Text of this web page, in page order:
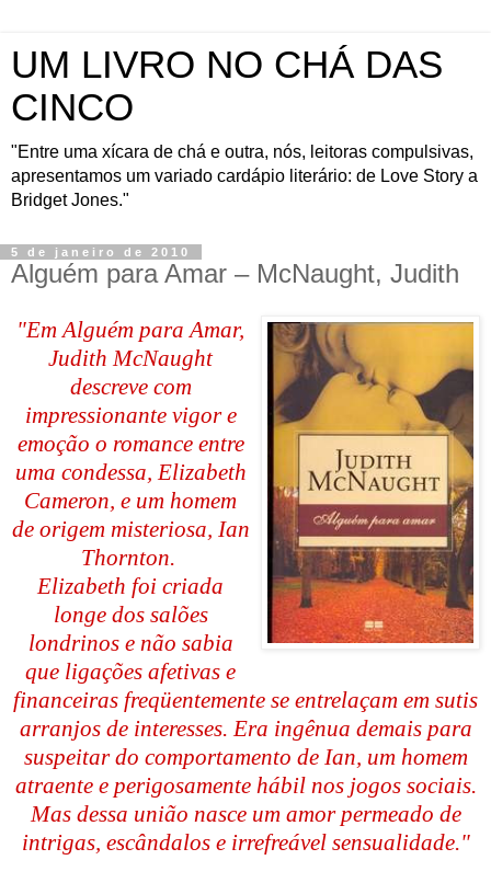
UM LIVRO NO CHÁ DAS
CINCO
"Entre uma xícara de chá e outra, nós, leitoras compulsivas,
apresentamos um variado cardápio literário: de Love Story a
Bridget Jones."
5 de janeiro de 2010
Alguém para Amar – McNaught, Judith
"Em Alguém para Amar,
Judith McNaught
descreve com
impressionante vigor e
emoção o romance entre
uma condessa, Elizabeth
Cameron, e um homem
de origem misteriosa, Ian
Thornton.
Elizabeth foi criada
longe dos salões
londrinos e não sabia
que ligações afetivas e
financeiras freqüentemente se entrelaçam em sutis
arranjos de interesses. Era ingênua demais para
suspeitar do comportamento de Ian, um homem
atraente e perigosamente hábil nos jogos sociais.
Mas dessa união nasce um amor permeado de
intrigas, escândalos e irrefreável sensualidade."